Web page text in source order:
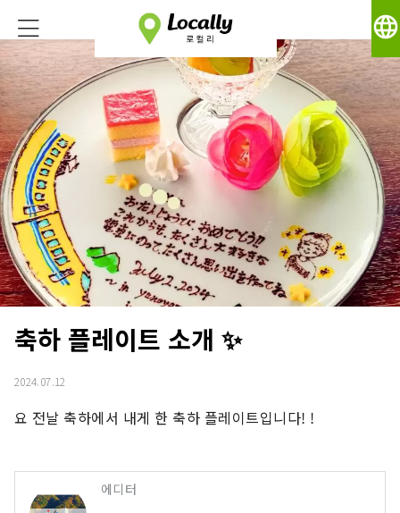
language
축하 플레이트 소개 ✨
2024.07.12
요 전날 축하에서 내게 한 축하 플레이트입니다! !
에디터